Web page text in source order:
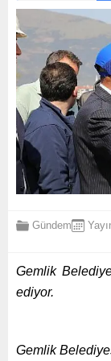
Gündem
Gemlik
ediyor.
Gemlik